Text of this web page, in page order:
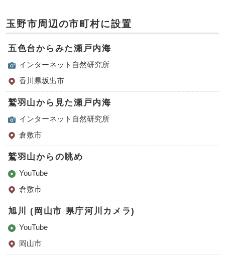
玉野市周辺の市町村に設置
五色台からみた瀬戸内海
インターネット自然研究所
香川県坂出市
鷲羽山から見た瀬戸内海
インターネット自然研究所
倉敷市
鷲羽山からの眺め
YouTube
倉敷市
旭川 (岡山市 県庁河川カメラ)
YouTube
岡山市